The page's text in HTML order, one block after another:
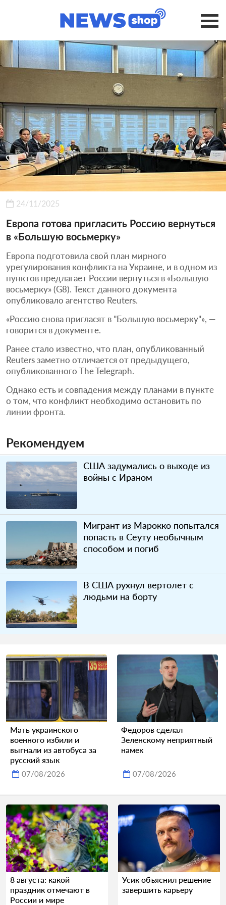
24/11/2025
Европа готова пригласить Россию вернуться
в «Большую восьмерку»
Европа подготовила свой план мирного
урегулирования конфликта на Украине, и в одном из
пунктов предлагает России вернуться в «Большую
восьмерку» (G8). Текст данного документа
опубликовало агентство Reuters.
«Россию снова пригласят в "Большую восьмерку"», —
говорится в документе.
Ранее стало известно, что план, опубликованный
Reuters заметно отличается от предыдущего,
опубликованного The Telegraph.
Однако есть и совпадения между планами в пункте
о том, что конфликт необходимо остановить по
линии фронта.
Рекомендуем
США задумались о выходе из
войны с Ираном
Мигрант из Марокко попытался
попасть в Сеуту необычным
способом и погиб
В США рухнул вертолет с
людьми на борту
Мать украинского
военного избили и
выгнали из автобуса за
русский язык
07/08/2026
Федоров сделал
Зеленскому неприятный
намек
07/08/2026
8 августа: какой
праздник отмечают в
России и мире
Усик объяснил решение
завершить карьеру